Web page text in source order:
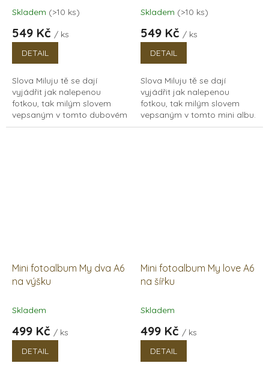
Průměrné
produktu
5,0
5
hvězdiček.
Skladem (>10 ks)
549 Kč / ks
DETAIL
Slova Miluju tě se dají
vyjádřit jak nalepenou
fotkou, tak milým slovem
vepsaným v tomto dubovém
mini albu. Jistě tímto uděláte
Průměrné
produktu
5,0
5
hvězdiček.
Skladem (>10 ks)
549 Kč / ks
DETAIL
Slova Miluju tě se dají
vyjádřit jak nalepenou
fotkou, tak milým slovem
vepsaným v tomto mini albu.
Jistě tímto uděláte radost
Mini fotoalbum My dva A6
na výšku
Skladem
499 Kč / ks
DETAIL
Mini fotoalbum My love A6
na šířku
Skladem
499 Kč / ks
DETAIL